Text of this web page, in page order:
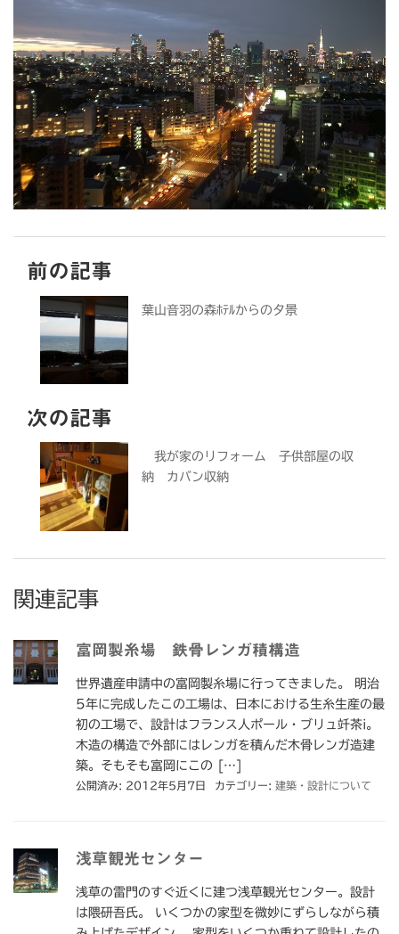
前の記事
葉山音羽の森ﾎﾃﾙからの夕景
次の記事
我が家のリフォーム 子供部屋の収
納 カバン収納
関連記事
富岡製糸場 鉄骨レンガ積構造
世界遺産申請中の富岡製糸場に行ってきました。 明治
5年に完成したこの工場は、日本における生糸生産の最
初の工場で、設計はフランス人ポール・ブリュ竏茶i。
木造の構造で外部にはレンガを積んだ木骨レンガ造建
築。そもそも富岡にこの […]
公開済み: 2012年5月7日 カテゴリー: 建築・設計について
浅草観光センター
浅草の雷門のすぐ近くに建つ浅草観光センター。設計
は隈研吾氏。 いくつかの家型を微妙にずらしながら積